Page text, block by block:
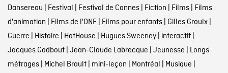
Dansereau | Festival | Festival de Cannes| Fiction | Films| Films
d'animation | Films de l'ONF| Films pour enfants| Gilles Groulx|
Guerre | Histoire | HotHouse | Hugues Sweeney| interactif|
Jacques Godbout| Jean-Claude Labrecque | Jeunesse | Longs
métrages| Michel Brault| mini-leçon | Montréal | Musique |